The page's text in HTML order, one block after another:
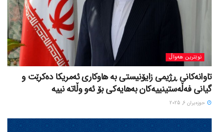
نوێترین هەواڵ
تاوانەکانی ڕژیمی زایۆنیستی بە هاوکاری ئەمریکا دەکرێت و
گیانی فەڵەستینییەکان بەهایەکی بۆ ئەو وڵاتە نییە
حوزه‌یران 6, 2025